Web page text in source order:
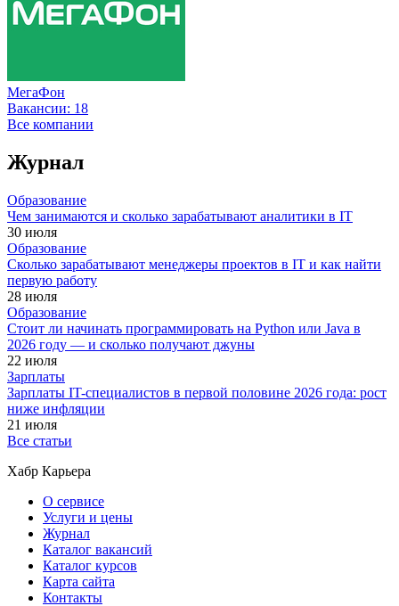
МегаФон
Вакансии: 18
Все компании
Журнал
Образование
Чем занимаются и сколько зарабатывают аналитики в IT
30 июля
Образование
Сколько зарабатывают менеджеры проектов в IT и как найти
первую работу
28 июля
Образование
Стоит ли начинать программировать на Python или Java в
2026 году — и сколько получают джуны
22 июля
Зарплаты
Зарплаты IT-специалистов в первой половине 2026 года: рост
ниже инфляции
21 июля
Все статьи
Хабр Карьера
О сервисе
Услуги и цены
Журнал
Каталог вакансий
Каталог курсов
Карта сайта
Контакты